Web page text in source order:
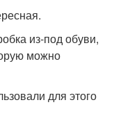
из-под обуви,
можно
для этого